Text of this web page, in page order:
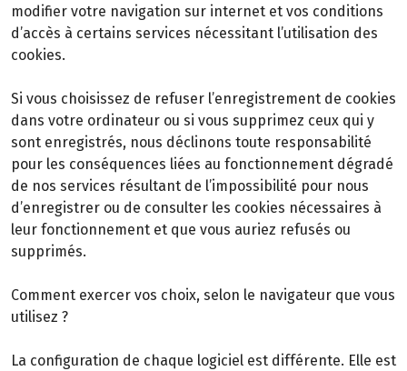
modifier votre navigation sur internet et vos conditions
d’accès à certains services nécessitant l’utilisation des
cookies.
Si vous choisissez de refuser l’enregistrement de cookies
dans votre ordinateur ou si vous supprimez ceux qui y
sont enregistrés, nous déclinons toute responsabilité
pour les conséquences liées au fonctionnement dégradé
de nos services résultant de l’impossibilité pour nous
d’enregistrer ou de consulter les cookies nécessaires à
leur fonctionnement et que vous auriez refusés ou
supprimés.
Comment exercer vos choix, selon le navigateur que vous
utilisez ?
La configuration de chaque logiciel est différente. Elle est